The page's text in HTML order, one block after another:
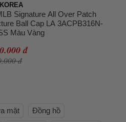
Signature All Over Patch
Ball Cap LA 3ACPB316N-
Màu Vàng
đ
đ
mặt
Đồng hồ